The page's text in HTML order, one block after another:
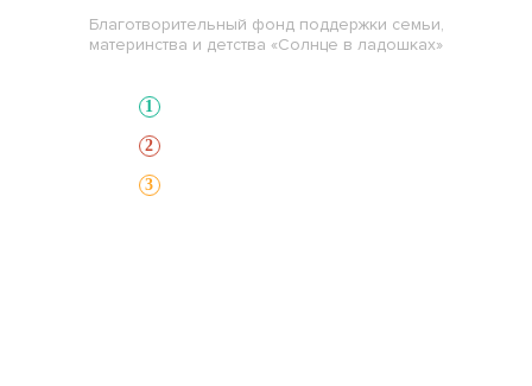
Благотворительный фонд поддержки семьи,
материнства и детства «Солнце в ладошках»
1
2
3